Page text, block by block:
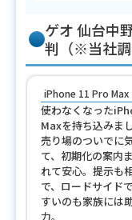
ゲオ 仙台中
判（※当社調
iPhone 11 Pro Max
使わなくなった
Maxを持ち込みま
売り場のついでに
て、初期化の案内
れて安心。提示も
で、ロードサイド
すいのも家族には
力。